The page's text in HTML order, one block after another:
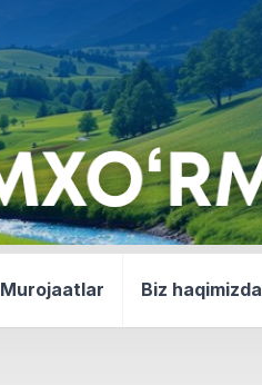
Murojaatlar Biz haqimizda